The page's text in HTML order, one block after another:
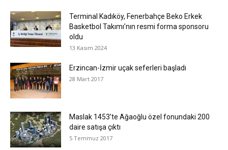
Terminal Kadıköy, Fenerbahçe Beko Erkek
Basketbol Takımı’nın resmi forma sponsoru
oldu
13 Kasım 2024
Erzincan-İzmir uçak seferleri başladı
28 Mart 2017
Maslak 1453’te Ağaoğlu özel fonundaki 200
daire satışa çıktı
5 Temmuz 2017